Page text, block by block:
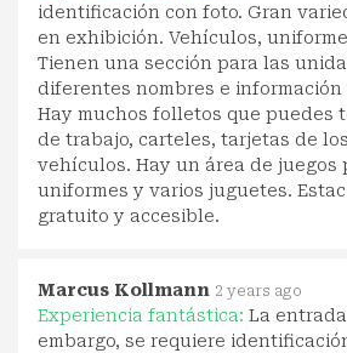
identificación con foto. Gran
en exhibición. Vehículos,
Tienen una sección para las
diferentes nombres e información
Hay muchos folletos que puedes
de trabajo, carteles, tarjetas de
vehículos. Hay un área de juegos
uniformes y varios juguetes.
gratuito y accesible.
Marcus Kollmann 2 years ago
Experiencia fantástica: La
embargo, se requiere